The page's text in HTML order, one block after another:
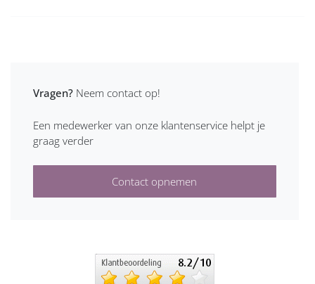
Vragen? Neem contact op!
Een medewerker van onze klantenservice helpt je
graag verder
Contact opnemen